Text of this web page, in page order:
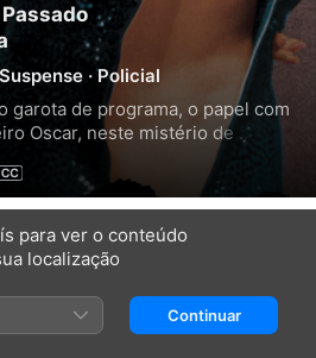
Suspense ·Policial
garota de programa, o papel com
Oscar, neste mistério de
o detetive de uma
Sutherland) vai à Nova York
do seu melhor amigo, a sua
a prostituta Bree Daniel
pessoas muito diferentes
romântica, Klute percebe
alvo do assassino.
para ver o conteúdo
localização
Continuar